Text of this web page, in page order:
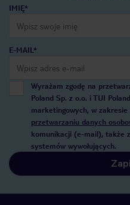
IMIĘ*
E-MAIL*
Wyrażam zgodę na
Poland Sp. z o.o. i TUI
marketingowych, w
przetwarzaniu danych
komunikacji (e-mail), także
systemów wywołujących.